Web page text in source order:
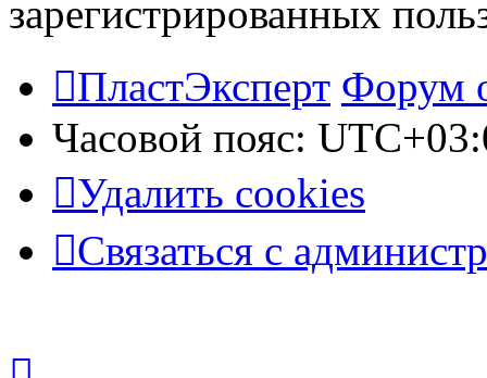
зарегистрированных
ПластЭксперт Форум
Часовой пояс:
Удалить cookies
Связаться с